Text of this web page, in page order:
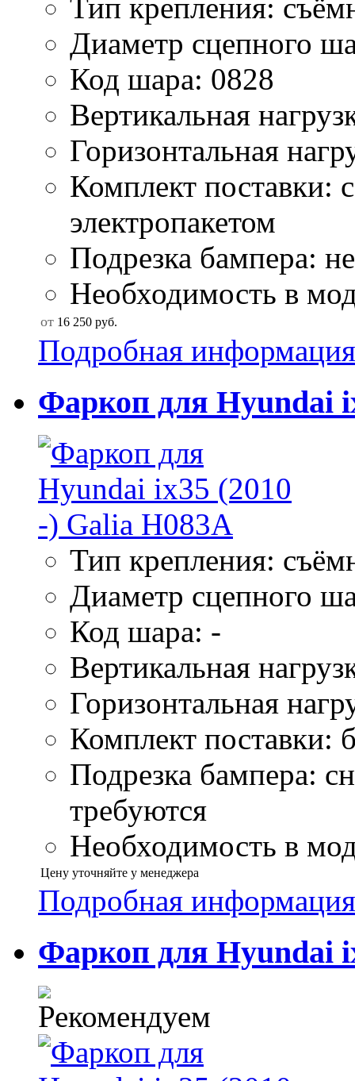
Тип крепления:
Диаметр сцепного
Код шара: 0828
Вертикальная
Горизонтальная
Комплект поставки:
электропакетом
Подрезка бампера:
Необходимость в
от 16 250 руб.
Подробная информация
Фаркоп для Hyundai
Тип крепления:
Диаметр сцепного
Код шара: -
Вертикальная
Горизонтальная
Комплект поставки:
Подрезка бампера:
требуются
Необходимость в
Цену уточняйте у менеджера
Подробная информация
Фаркоп для Hyundai